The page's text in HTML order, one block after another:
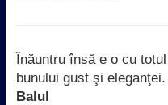
Înăuntru însă e o cu
bunului gust şi eleganţei.
Balul